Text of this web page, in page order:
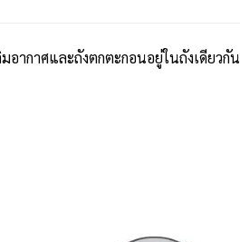
ากาศและถังตกตะกอนอยู่ในถังเดียวกัน